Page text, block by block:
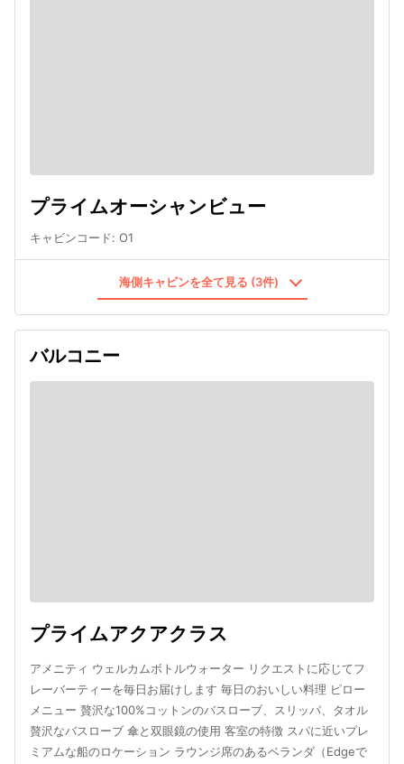
プライムオーシャンビュー
キャビンコード: O1
海側キャビンを全て見る (3件)
バルコニー
プライムアクアクラス
アメニティ ウェルカムボトルウォーター リクエストに応じてフ
レーバーティーを毎日お届けします 毎日のおいしい料理 ピロー
メニュー 贅沢な100%コットンのバスローブ、スリッパ、タオル
贅沢なバスローブ 傘と双眼鏡の使用 客室の特徴 スパに近いプレ
ミアムな船のロケーション ラウンジ席のあるベランダ（Edgeで